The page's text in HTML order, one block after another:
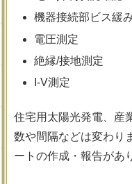
機器接続部ビス緩
電圧測定
絶縁/接地測定
I-V測定
住宅用太陽光発電、産
数や間隔などは変わり
ートの作成・報告があ